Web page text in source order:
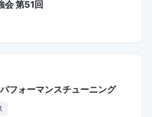
会 第51回
フォーマンスチューニング